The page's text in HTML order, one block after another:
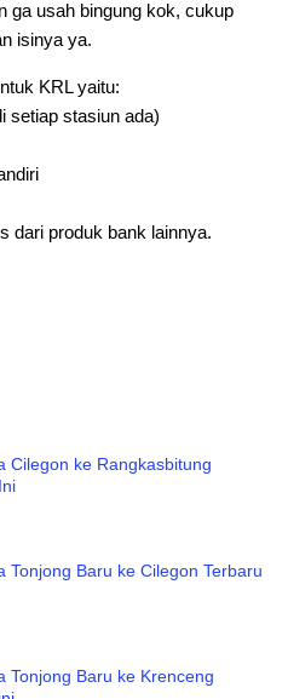
ga usah bingung kok, cukup
isinya ya.
KRL yaitu:
setiap stasiun ada)
dari produk bank lainnya.
Cilegon ke Rangkasbitung
Tonjong Baru ke Cilegon Terbaru
Tonjong Baru ke Krenceng